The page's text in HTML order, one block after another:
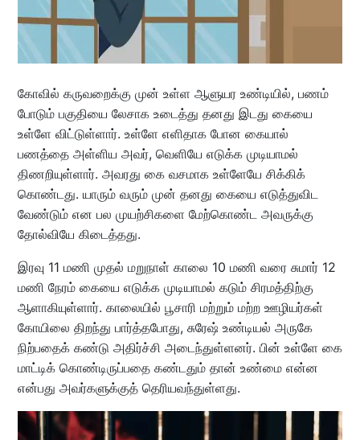
கோவில் கருவறைக்கு முன் உள்ள ஆளுயர உண்டியில், பணம்
போடும் பகுதியை லேசாக உடைத்து தனது இடது கையை
உள்ளே விட்டுள்ளார். உள்ளே எளிதாக போன கையால்
பணத்தை அள்ளிய அவர், வெளியே எடுக்க முடியாமல்
திணறியுள்ளார். அவரது கை வசமாக உள்ளேயே சிக்கிக்
கொண்டது. யாரும் வரும் முன் தனது கையை எடுத்துவிட
வேண்டும் என பல முயற்சிகளை மேற்கொண்ட அவருக்கு
தோல்வியே கிடைத்தது.
இரவு 11 மணி முதல் மறுநாள் காலை 10 மணி வரை சுமார் 12
மணி நேரம் கையை எடுக்க முடியாமல் கடும் சிரமத்திற்கு
ஆளாகியுள்ளார். காலையில் பூசாரி மற்றும் மற்ற ஊழியர்கள்
கோயிலை திறந்து பார்த்தபோது, ​​சுரேஷ் உண்டியல் அருகே
நிற்பதைக் கண்டு அதிர்ச்சி அடைந்துள்ளனர். பின் உள்ளே கை
மாட்டிக் கொண்டிருப்பதை கண்டதும் தான் உண்மை என்ன
என்பது அவர்களுக்குத் தெரியவந்துள்ளது.